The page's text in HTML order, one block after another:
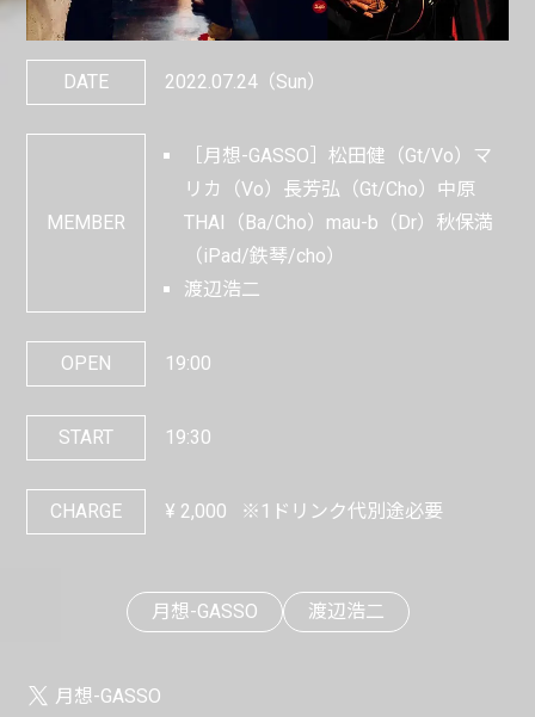
DATE 2022.07.24（Sun）
MEMBER
［月想-GASSO］松田健（Gt/Vo）マ
リカ（Vo）長芳弘（Gt/Cho）中原
THAI（Ba/Cho）mau-b（Dr）秋保満
（iPad/鉄琴/cho）
渡辺浩二
OPEN 19:00
START 19:30
CHARGE ¥ 2,000 ※1ドリンク代別途必要
月想-GASSO 渡辺浩二
月想-GASSO